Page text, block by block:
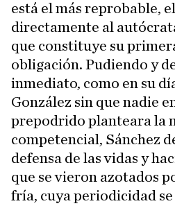
está el más reprobable,
directamente al
que constituye su
obligación. Pudiendo y
inmediato, como en su
González sin que nadie
prepodrido planteara la
competencial, Sánchez
defensa de las vidas y
que se vieron azotados
fría, cuya periodicidad